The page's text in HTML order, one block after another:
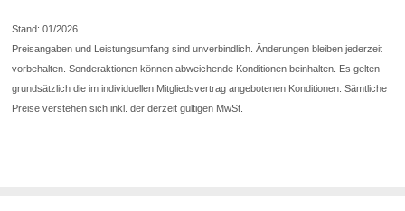
Stand: 01/2026
Preisangaben und Leistungsumfang sind unverbindlich. Änderungen bleiben jederzeit
vorbehalten. Sonderaktionen können abweichende Konditionen beinhalten. Es gelten
grundsätzlich die im individuellen Mitgliedsvertrag angebotenen Konditionen. Sämtliche
Preise verstehen sich inkl. der derzeit gültigen MwSt.